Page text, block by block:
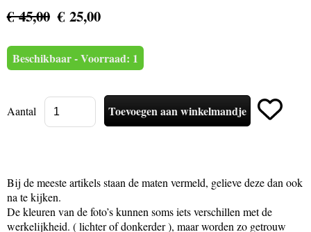
€ 45,00 € 25,00
Beschikbaar - Voorraad: 1
Aantal
Bij de meeste artikels staan de maten vermeld, gelieve deze dan ook
na te kijken.
De kleuren van de foto’s kunnen soms iets verschillen met de
werkelijkheid. ( lichter of donkerder ), maar worden zo getrouw